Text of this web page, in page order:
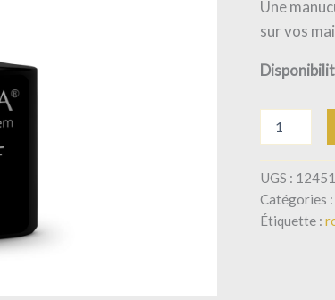
Une
sur vos
UGS : 12451
Catégories :
Étiquette :